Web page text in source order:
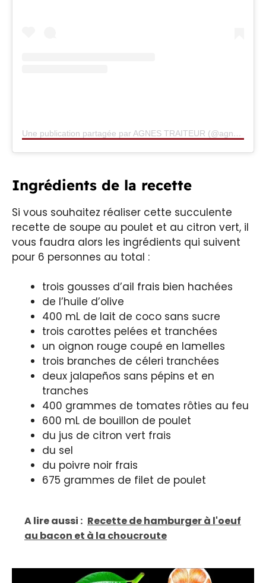
Une publication partagée par AGNES TRAITEUR (@agnes_traiteur)
Ingrédients de la recette
Si vous souhaitez réaliser cette succulente
recette de soupe au poulet et au citron vert, il
vous faudra alors les ingrédients qui suivent
pour 6 personnes au total :
trois gousses d’ail frais bien hachées
de l’huile d’olive
400 mL de lait de coco sans sucre
trois carottes pelées et tranchées
un oignon rouge coupé en lamelles
trois branches de céleri tranchées
deux jalapeños sans pépins et en
tranches
400 grammes de tomates rôties au feu
600 mL de bouillon de poulet
du jus de citron vert frais
du sel
du poivre noir frais
675 grammes de filet de poulet
A lire aussi : Recette de hamburger à l'oeuf
au bacon et à la choucroute